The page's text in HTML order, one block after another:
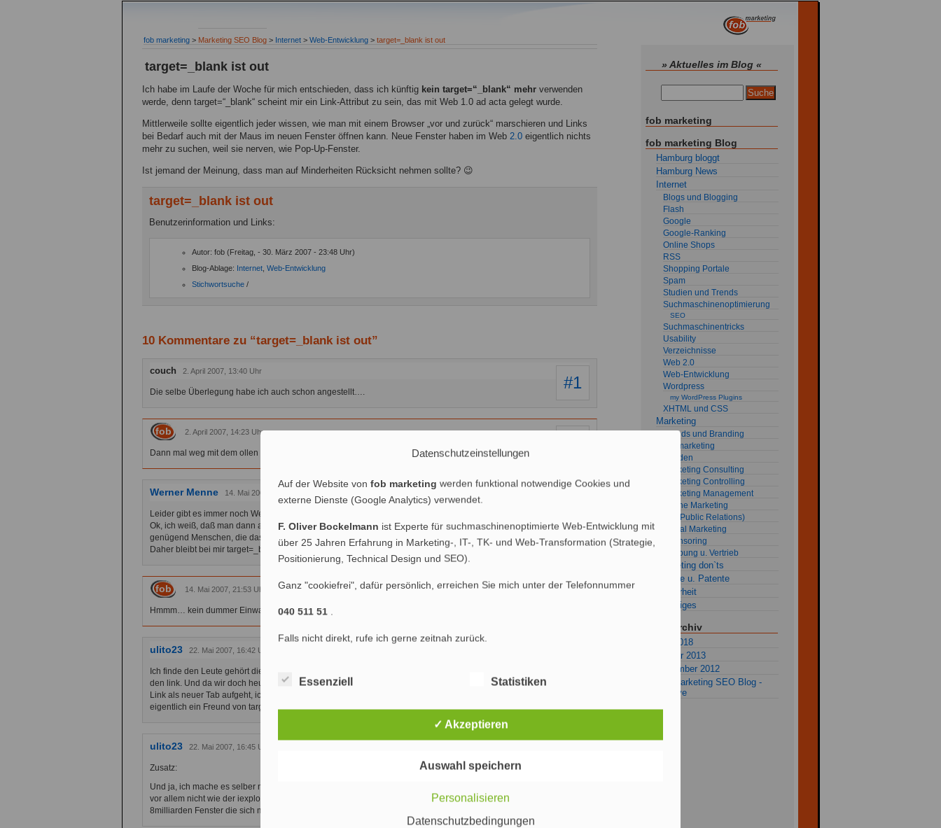
fob marketing > Marketing SEO Blog > Internet > Web-Entwicklung > target=_blank ist out
target=_blank ist out
Ich habe im Laufe der Woche für mich entschieden, dass ich künftig kein target=“_blank“ mehr verwenden
werde, denn target=“_blank“ scheint mir ein Link-Attribut zu sein, das mit Web 1.0 ad acta gelegt wurde.
Mittlerweile sollte eigentlich jeder wissen, wie man mit einem Browser „vor und zurück“ marschieren und Links
bei Bedarf auch mit der Maus im neuen Fenster öffnen kann. Neue Fenster haben im Web 2.0 eigentlich nichts
mehr zu suchen, weil sie nerven, wie Pop-Up-Fenster.
Ist jemand der Meinung, dass man auf Minderheiten Rücksicht nehmen sollte? 😉
target=_blank ist out
Benutzerinformation und Links:
Autor: fob (Freitag, - 30. März 2007 - 23:48 Uhr)
Blog-Ablage: Internet Web-Entwicklung
Stichwortsuche /
10 Kommentare zu “target=_blank ist out”
#1
couch 2. April 2007, 13:40 Uhr
Die selbe Überlegung habe ich auch schon angestellt….
fob 2. April 2007, 14:23 Uhr
Dann mal weg mit dem ollen Target-Attribut. 😉
Werner Menne 14. Mai 2007, 10:16 Uhr
Leider gibt es immer noch Webseiten, die das einfache Betätigen des Zurück-Knopfes verhindern.
Ok, ich weiß, daß man dann auf den kleinen Pfeil daneben klicken muß (Opera), aber ich kenne
genügend Menschen, die das nicht kapieren.
Daher bleibt bei mir target=_blank drin.
fob 14. Mai 2007, 21:53 Uhr
Hmmm… kein dummer Einwand. Ich bleibe aber trotzdem dabei. 😉
ulito23 22. Mai 2007, 16:42 Uhr
Ich finde den Leute gehört die Möglichkeit geben, beide Seiten auf haben zu dürfen. Den referrer und
den link. Und da wir doch heute in einem Zeitalter von tabbed browsing leben, ist es ok, wenn z.B. der
Link als neuer Tab aufgeht, ich aber nicht unbedingt weg von meiner eigentlichen Quelle muss… Daher bin ich
eigentlich ein Freund von target=“_blank“.
ulito23 22. Mai 2007, 16:45 Uhr
Zusatz:
Und ja, ich mache es selber mit Maus-Mittelklick, da die wenigsten das _blank drin haben. Ich weiss auch
vor allem nicht wie der iexplorer 37 (oder so) mit tabs umgeht aber da gebe ich wirklich zu, dass früher die
8milliarden Fenster die sich mit der Zeit öffneten, eine Pest waren.
» Aktuelles im Blog «
fob marketing
fob marketing Blog
Hamburg bloggt
Hamburg News
Internet
Blogs und Blogging
Flash
Google
Google-Ranking
Online Shops
RSS
Shopping Portale
Spam
Studien und Trends
Suchmaschinenoptimierung
SEO
Suchmaschinentricks
Usability
Verzeichnisse
Web 2.0
Web-Entwicklung
Wordpress
my WordPress Plugins
XHTML und CSS
Marketing
Brands und Branding
fob marketing
Kunden
Marketing Consulting
Marketing Controlling
Marketing Management
Online Marketing
PR (Public Relations)
Social Marketing
Sponsoring
Werbung u. Vertrieb
Marketing don`ts
Rechte u. Patente
Sicherheit
Sonstiges
Blog-Archiv
Mai 2018
Januar 2013
Dezember 2012
alle Marketing SEO Blog -
Archive
Datenschutzeinstellungen
Auf der Website von fob marketing werden funktional notwendige Cookies und
externe Dienste (Google Analytics) verwendet.
F. Oliver Bockelmann ist Experte für suchmaschinenoptimierte Web-Entwicklung mit
über 25 Jahren Erfahrung in Marketing-, IT-, TK- und Web-Transformation (Strategie,
Positionierung, Technical Design und SEO).
Ganz "cookiefrei", dafür persönlich, erreichen Sie mich unter der Telefonnummer
040 511 51 .
Falls nicht direkt, rufe ich gerne zeitnah zurück.
Essenziell Statistiken
✓ Akzeptieren
Auswahl speichern
Personalisieren
Datenschutzbedingungen